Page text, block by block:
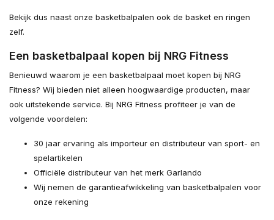
Bekijk dus naast onze basketbalpalen ook de basket en ringen
zelf.
Een basketbalpaal kopen bij NRG Fitness
Benieuwd waarom je een basketbalpaal moet kopen bij NRG
Fitness? Wij bieden niet alleen hoogwaardige producten, maar
ook uitstekende service. Bij NRG Fitness profiteer je van de
volgende voordelen:
30 jaar ervaring als importeur en distributeur van sport- en
spelartikelen
Officiële distributeur van het merk Garlando
Wij nemen de garantieafwikkeling van basketbalpalen voor
onze rekening